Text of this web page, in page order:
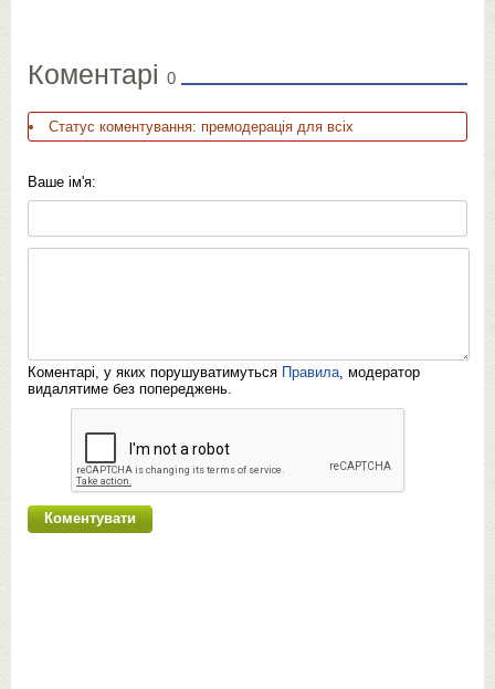
Коментарі 0
Статус коментування: премодерація для всіх
Ваше ім'я:
Коментарі, у яких порушуватимуться Правила , модератор
видалятиме без попереджень.